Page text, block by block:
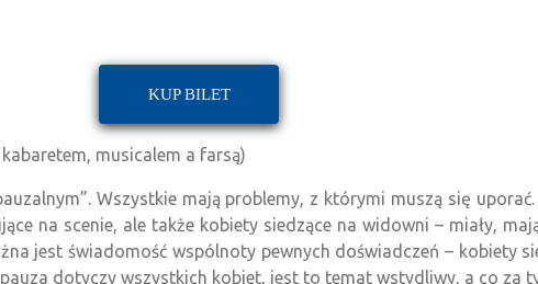
KUP BILET
musicalem a farsą)
Wszystkie mają problemy, z którymi muszą się
na scenie, ale także kobiety siedzące na widowni – miały,
jest świadomość wspólnoty pewnych doświadczeń – kobiety
dotyczy wszystkich kobiet, jest to temat wstydliwy, a co za